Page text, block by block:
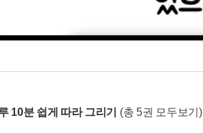
10분 쉽게 따라 그리기 (총 5권 모두보기)